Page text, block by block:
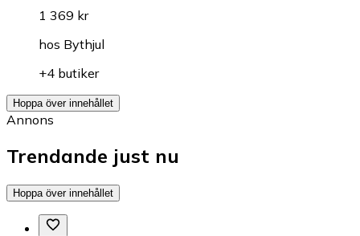
1 369 kr
hos Bythjul
+4 butiker
Hoppa över innehållet
Annons
Trendande just nu
Hoppa över innehållet